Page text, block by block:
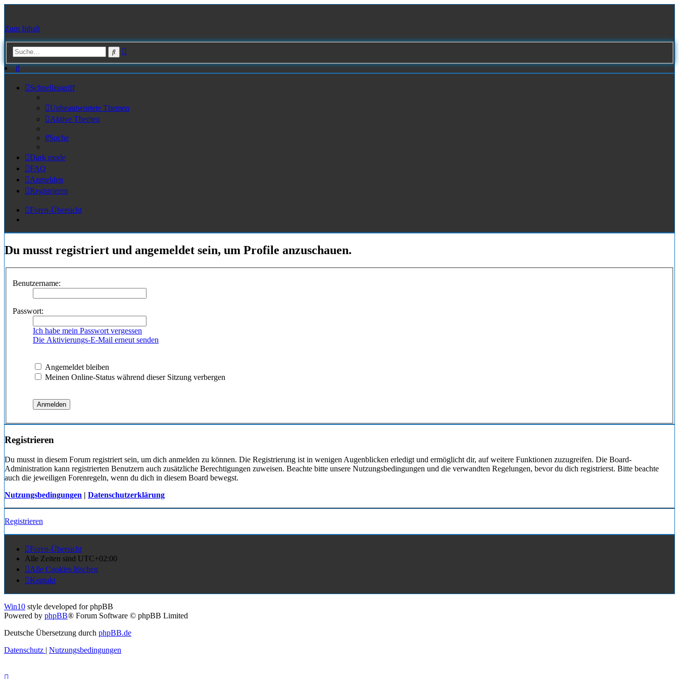
Zum Inhalt
Suche
Suche
Schnellzugriff
Unbeantwortete Themen
Aktive Themen
Suche
Dark mode
FAQ
Anmelden
Registrieren
Foren-Übersicht
Du musst registriert und angemeldet sein, um Profile anzuschauen.
Benutzername:
Passwort:
Ich habe mein Passwort vergessen
Die Aktivierungs-E-Mail erneut senden
Angemeldet bleiben
Meinen Online-Status während dieser Sitzung verbergen
Registrieren
Du musst in diesem Forum registriert sein, um dich anmelden zu können. Die Registrierung ist in wenigen Augenblicken erledigt und ermöglicht dir, auf weitere Funktionen zuzugreifen. Die Board-
Administration kann registrierten Benutzern auch zusätzliche Berechtigungen zuweisen. Beachte bitte unsere Nutzungsbedingungen und die verwandten Regelungen, bevor du dich registrierst. Bitte beachte
auch die jeweiligen Forenregeln, wenn du dich in diesem Board bewegst.
Nutzungsbedingungen | Datenschutzerklärung
Registrieren
Foren-Übersicht
Alle Zeiten sind UTC+02:00
Alle Cookies löschen
Kontakt
Win10 style developed for phpBB
Powered by phpBB® Forum Software © phpBB Limited
Deutsche Übersetzung durch phpBB.de
Datenschutz | Nutzungsbedingungen